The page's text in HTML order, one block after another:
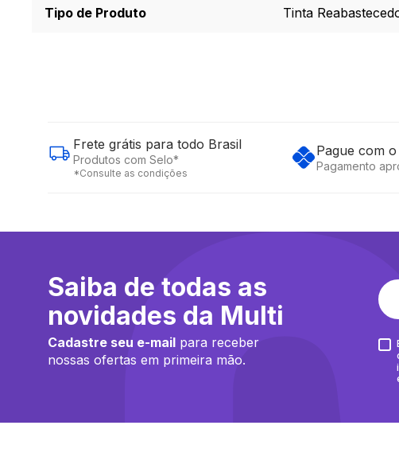
Tipo de Produto Tinta
Frete grátis para todo Brasil
Produtos com Selo*
*Consulte as condições
Pague com o
Pagamento
Saiba de todas as
novidades da Multi
Cadastre seu e-mail para receber
nossas ofertas em primeira mão.